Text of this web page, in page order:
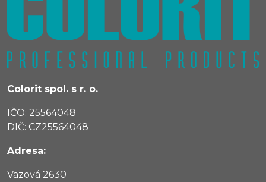
Colorit spol. s r. o.
IČO: 25564048
DIČ: CZ25564048
Adresa:
Vazová 2630